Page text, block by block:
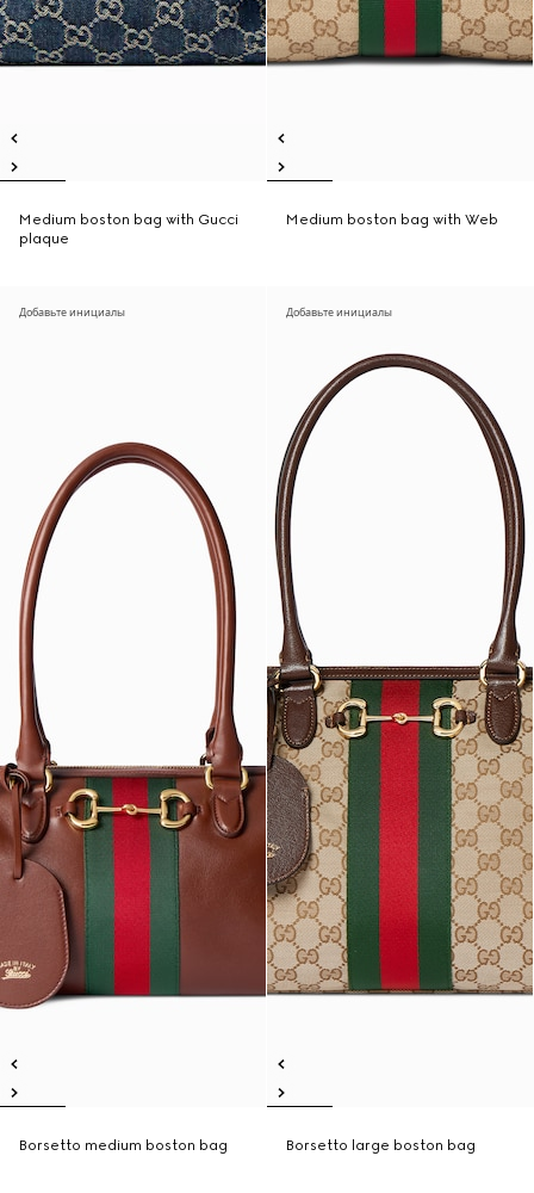
Medium boston bag with Gucci
plaque
Medium boston bag with Web
Добавьте инициалы
Borsetto medium boston bag
Добавьте инициалы
Borsetto large boston bag